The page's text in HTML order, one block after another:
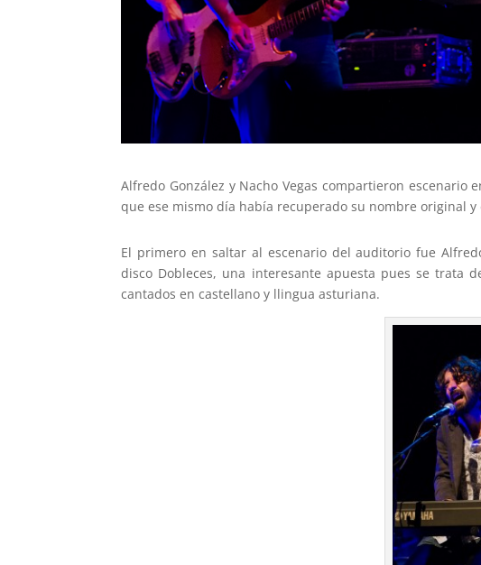
Alfredo González y Nacho Vegas compartieron
que ese mismo día había recuperado su nombre original
El primero en saltar al escenario del auditorio fue
disco Dobleces, una interesante apuesta pues se trata
cantados en castellano y llingua asturiana.